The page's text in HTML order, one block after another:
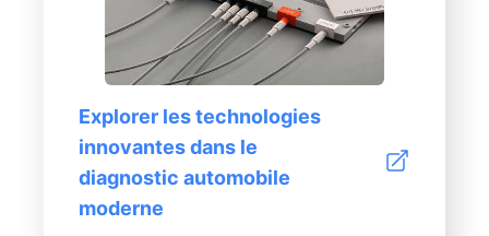
Explorer les technologies
innovantes dans le
diagnostic automobile
moderne